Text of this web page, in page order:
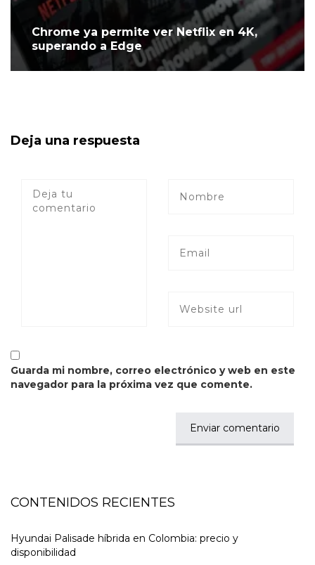
Chrome ya permite ver Netflix en 4K,
superando a Edge
Deja una respuesta
Guarda mi nombre, correo electrónico y web en este
navegador para la próxima vez que comente.
CONTENIDOS RECIENTES
Hyundai Palisade híbrida en Colombia: precio y
disponibilidad